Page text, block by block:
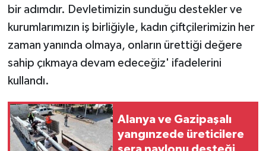
bir adımdır. Devletimizin sunduğu destekler ve
kurumlarımızın iş birliğiyle, kadın çiftçilerimizin her
zaman yanında olmaya, onların ürettiği değere
sahip çıkmaya devam edeceğiz' ifadelerini
kullandı.
Alanya ve Gazipaşalı
yangınzede üreticilere